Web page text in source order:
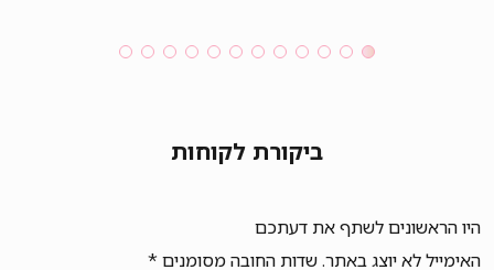
ביקורת לקוחות
היו הראשונים לשתף את דעתכם
האימייל לא יוצג באתר.שדות החובה מסומנים *